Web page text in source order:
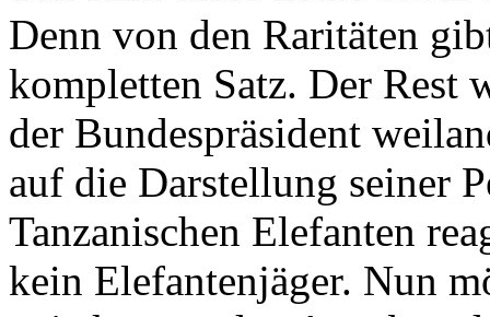
Denn von den Raritäten
kompletten Satz. Der Rest
der Bundespräsident
auf die Darstellung seiner
Tanzanischen Elefanten
kein Elefantenjäger. Nun